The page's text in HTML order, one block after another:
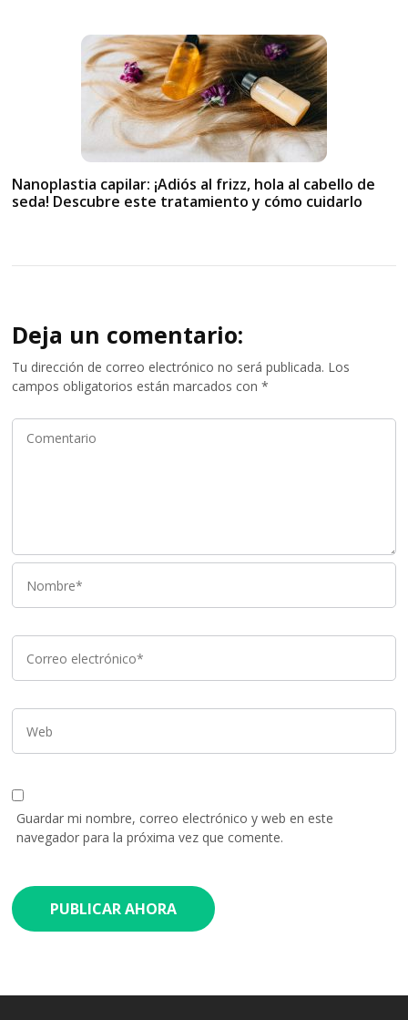
Nanoplastia capilar: ¡Adiós al frizz, hola al cabello de
seda! Descubre este tratamiento y cómo cuidarlo
Deja un comentario:
Tu dirección de correo electrónico no será publicada. Los
campos obligatorios están marcados con*
Guardar mi nombre, correo electrónico y web en este
navegador para la próxima vez que comente.